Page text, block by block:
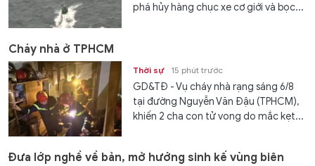
phá hủy hàng chục xe cơ giới và bọc...
Cháy nhà ở TPHCM
Thời sự 15 phút trước
GD&TĐ - Vụ cháy nhà rạng sáng 6/8
tại đường Nguyễn Văn Đậu (TPHCM),
khiến 2 cha con tử vong do mắc kẹt...
Đưa lớp nghề về bản, mở hướng sinh kế vùng biên